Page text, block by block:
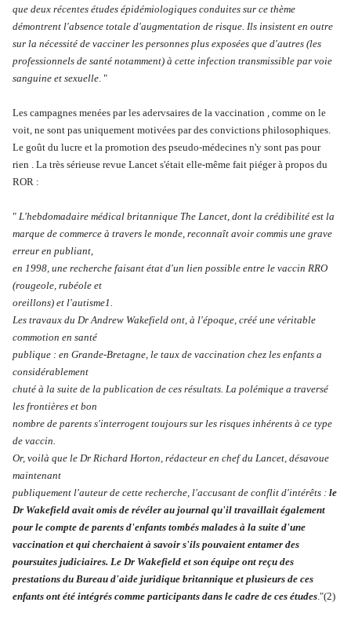
que deux récentes études épidémiologiques conduites sur ce thème
démontrent l'absence totale d'augmentation de risque. Ils insistent en outre
sur la nécessité de vacciner les personnes plus exposées que d'autres (les
professionnels de santé notamment) à cette infection transmissible par voie
sanguine et sexuelle. "
Les campagnes menées par les adervsaires de la vaccination , comme on le
voit, ne sont pas uniquement motivées par des convictions philosophiques.
Le goût du lucre et la promotion des pseudo-médecines n'y sont pas pour
rien . La très sérieuse revue Lancet s'était elle-même fait piéger à propos du
ROR :
" L'hebdomadaire médical britannique The Lancet, dont la crédibilité est la
marque de commerce à travers le monde, reconnaît avoir commis une grave
erreur en publiant,
en 1998, une recherche faisant état d'un lien possible entre le vaccin RRO
(rougeole, rubéole et
oreillons) et l'autisme1.
Les travaux du Dr Andrew Wakefield ont, à l'époque, créé une véritable
commotion en santé
publique : en Grande-Bretagne, le taux de vaccination chez les enfants a
considérablement
chuté à la suite de la publication de ces résultats. La polémique a traversé
les frontières et bon
nombre de parents s'interrogent toujours sur les risques inhérents à ce type
de vaccin.
Or, voilà que le Dr Richard Horton, rédacteur en chef du Lancet, désavoue
maintenant
publiquement l'auteur de cette recherche, l'accusant de conflit d'intérêts : le
Dr Wakefield avait omis de révéler au journal qu'il travaillait également
pour le compte de parents d'enfants tombés malades à la suite d'une
vaccination et qui cherchaient à savoir s'ils pouvaient entamer des
poursuites judiciaires. Le Dr Wakefield et son équipe ont reçu des
prestations du Bureau d'aide juridique britannique et plusieurs de ces
enfants ont été intégrés comme participants dans le cadre de ces études."(2)